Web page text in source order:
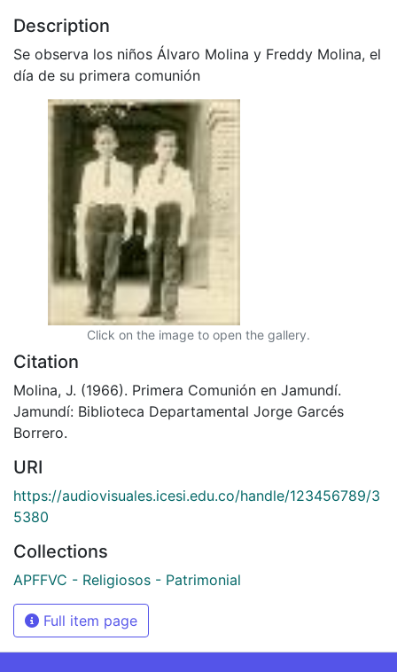
Description
Se observa los niños Álvaro Molina y Freddy Molina, el
día de su primera comunión
Click on the image to open the gallery.
Citation
Molina, J. (1966). Primera Comunión en Jamundí.
Jamundí: Biblioteca Departamental Jorge Garcés
Borrero.
URI
https://audiovisuales.icesi.edu.co/handle/123456789/3
5380
Collections
APFFVC - Religiosos - Patrimonial
Full item page